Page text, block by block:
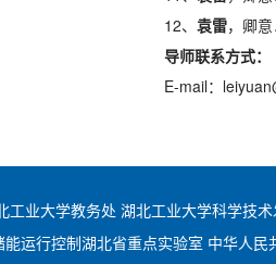
12、 袁雷，卿
导师联系方式：
E-mail：
工业大学教务处 湖北工业大学科学技
运行控制湖北省重点实验室 中华人民